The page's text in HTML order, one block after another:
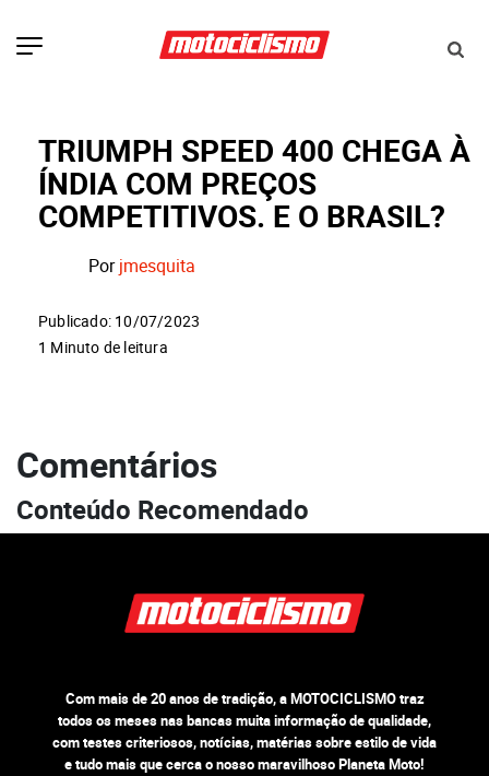
TRIUMPH SPEED 400 CHEGA À
ÍNDIA COM PREÇOS
COMPETITIVOS. E O BRASIL?
Porjmesquita
Publicado: 10/07/2023
1 Minuto de leitura
Comentários
Conteúdo Recomendado
Com mais de 20 anos de tradição, a MOTOCICLISMO traz
todos os meses nas bancas muita informação de qualidade,
com testes criteriosos, notícias, matérias sobre estilo de vida
e tudo mais que cerca o nosso maravilhoso Planeta Moto!